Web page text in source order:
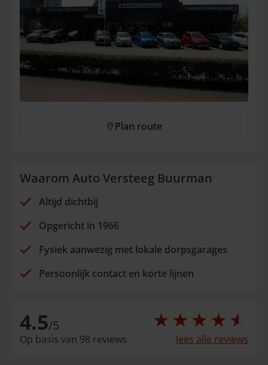
Plan route
Waarom Auto Versteeg Buurman
Altijd dichtbij
Opgericht in 1966
Fysiek aanwezig met lokale dorpsgarages
Persoonlijk contact en korte lijnen
4.5/5
Op basis van 98 reviews. lees alle reviews